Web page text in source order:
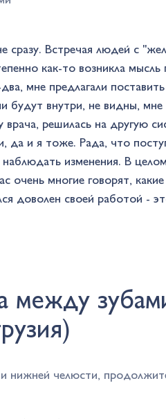
сразу. Встречая людей с
как-то возникла
мне предлагали
будут внутри, не видны,
врача, решилась на другую
да и я тоже. Рада, что
изменения. В
очень многие говорят,
доволен своей работой -
между
нижней челюсти,